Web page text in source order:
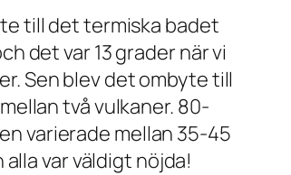
till det termiska badet
det var 13 grader när vi
Sen blev det ombyte till
två vulkaner. 80-
varierade mellan 35-45
var väldigt nöjda!